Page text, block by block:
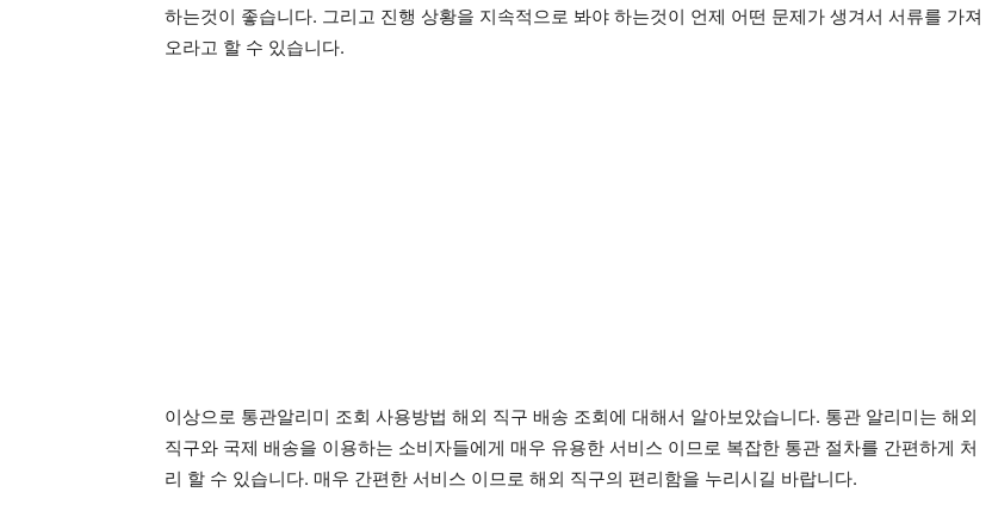
하는것이 좋습니다. 그리고 진행 상황을 지속적으로 봐야 하는것이 언제 어떤 문제가 생겨서 서류를 가져
오라고 할 수 있습니다.
이상으로 통관알리미 조회 사용방법 해외 직구 배송 조회에 대해서 알아보았습니다. 통관 알리미는 해외
직구와 국제 배송을 이용하는 소비자들에게 매우 유용한 서비스 이므로 복잡한 통관 절차를 간편하게 처
리 할 수 있습니다. 매우 간편한 서비스 이므로 해외 직구의 편리함을 누리시길 바랍니다.